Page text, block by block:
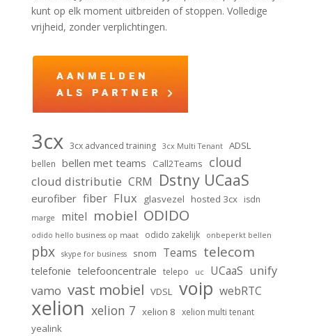
kunt op elk moment uitbreiden of stoppen. Volledige
vrijheid, zonder verplichtingen.
3cx 3cx advanced training 3cx Multi Tenant ADSL
bellen bellen met teams Call2Teams cloud
cloud distributie CRM Dstny UCaaS
eurofiber fiber Flux glasvezel hosted 3cx isdn
marge mitel mobiel ODIDO
odido hello business op maat odido zakelijk onbeperkt bellen
pbx skype for business snom Teams telecom
telefonie telefooncentrale telepo uc UCaaS unify
vamo vast mobiel VDSL voip webRTC
xelion xelion 7 xelion 8 xelion multi tenant
yealink